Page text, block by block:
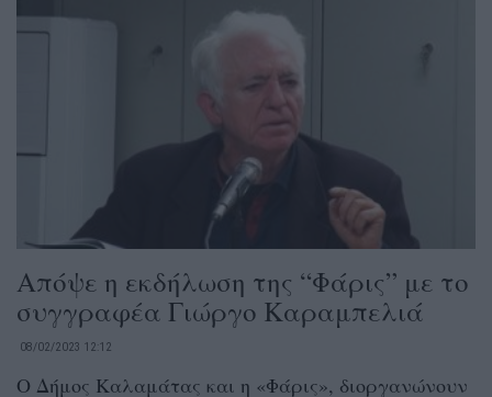
Απόψε η εκδήλωση της “Φάρις” με το
συγγραφέα Γιώργο Καραμπελιά
08/02/2023 12:12
Ο Δήμος Καλαμάτας και η «Φάρις», διοργανώνουν